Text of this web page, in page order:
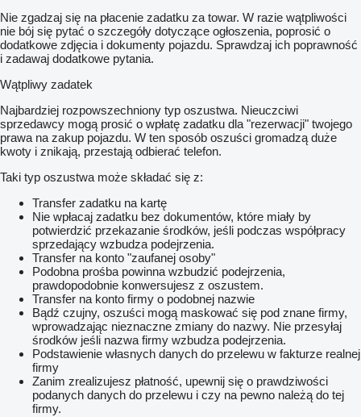
Nie zgadzaj się na płacenie zadatku za towar. W razie wątpliwości
nie bój się pytać o szczegóły dotyczące ogłoszenia, poprosić o
dodatkowe zdjęcia i dokumenty pojazdu. Sprawdzaj ich poprawność
i zadawaj dodatkowe pytania.
Wątpliwy zadatek
Najbardziej rozpowszechniony typ oszustwa. Nieuczciwi
sprzedawcy mogą prosić o wpłatę zadatku dla "rezerwacji" twojego
prawa na zakup pojazdu. W ten sposób oszuści gromadzą duże
kwoty i znikają, przestają odbierać telefon.
Taki typ oszustwa może składać się z:
Transfer zadatku na kartę
Nie wpłacaj zadatku bez dokumentów, które miały by
potwierdzić przekazanie środków, jeśli podczas współpracy
sprzedający wzbudza podejrzenia.
Transfer na konto "zaufanej osoby"
Podobna prośba powinna wzbudzić podejrzenia,
prawdopodobnie konwersujesz z oszustem.
Transfer na konto firmy o podobnej nazwie
Bądź czujny, oszuści mogą maskować się pod znane firmy,
wprowadzając nieznaczne zmiany do nazwy. Nie przesyłaj
środków jeśli nazwa firmy wzbudza podejrzenia.
Podstawienie własnych danych do przelewu w fakturze realnej
firmy
Zanim zrealizujesz płatność, upewnij się o prawdziwości
podanych danych do przelewu i czy na pewno należą do tej
firmy.